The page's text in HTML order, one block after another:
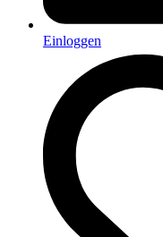
Einloggen